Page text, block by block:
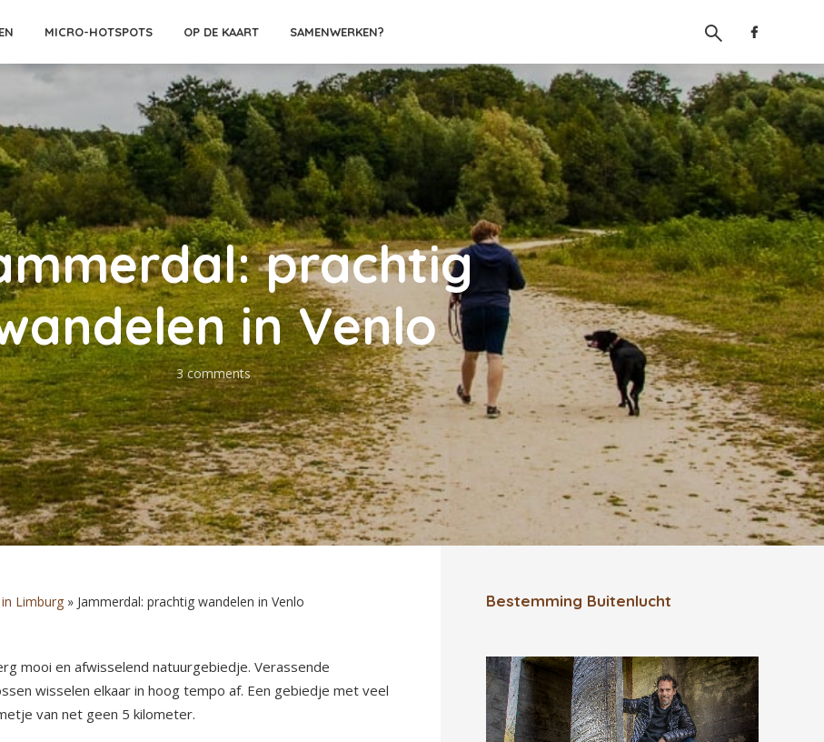
MICRO-HOTSPOTS OP DE KAART SAMENWERKEN?
prachtig
in Venlo
3 comments
Limburg » Jammerdal: prachtig wandelen in Venlo
mooi en afwisselend natuurgebiedje. Verassende
wisselen elkaar in hoog tempo af. Een gebiedje met veel
van net geen 5 kilometer.
Bestemming Buitenlucht